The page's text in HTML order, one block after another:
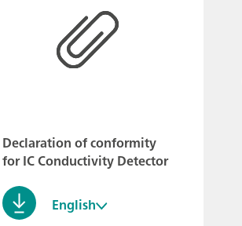
Declaration of conformity
for IC Conductivity Detector
English